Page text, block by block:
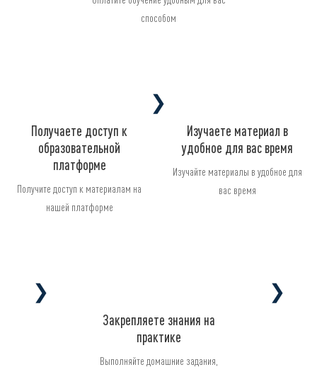
способом
Получаете доступ к
образовательной
платформе
Получите доступ к материалам на
нашей платформе
❯
Изучаете материал в
удобное для вас время
Изучайте материалы в удобное для
вас время
❯
Закрепляете знания на
практике
Выполняйте домашние задания,
❯